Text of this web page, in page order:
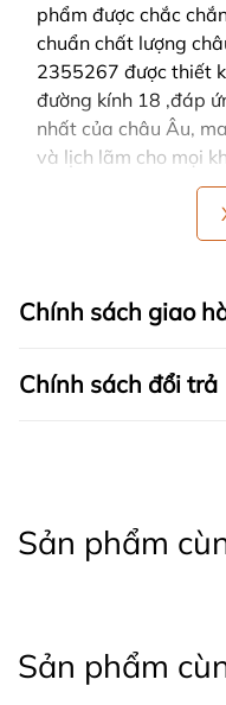
phẩm được chắc
chuẩn chất lượng
2355267 được thiết
đường kính 18 ,đáp
nhất của châu Âu,
và lịch lãm cho mọi
sản phẩm còn được
với các loại acid
khỏe; giảm thiểu tối
loại bếp: từ, ga, điện.
Chính sách giao
Chính sách đổi trả
Sản phẩm
Sản phẩm